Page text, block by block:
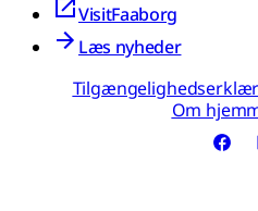
VisitFaaborg
Læs nyheder
Om